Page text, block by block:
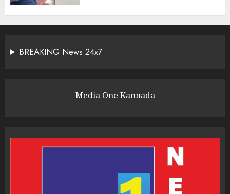
BREAKING News 24x7
Media One Kannada